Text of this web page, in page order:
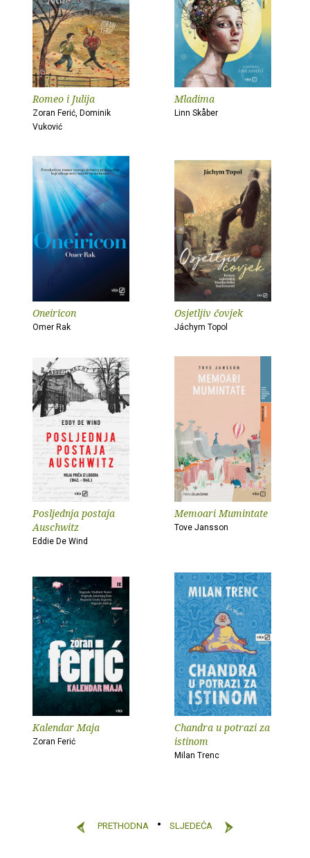
Romeo i Julija
Zoran Ferić, Dominik
Vuković
Mladima
Linn Skåber
Oneiricon
Omer Rak
Osjetljiv čovjek
Jáchym Topol
Posljednja postaja
Auschwitz
Eddie De Wind
Memoari Mumintate
Tove Jansson
Kalendar Maja
Zoran Ferić
Chandra u potrazi za
istinom
Milan Trenc
PRETHODNA SLJEDEĆA